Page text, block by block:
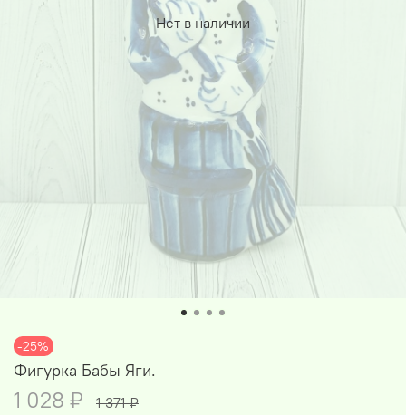
Нет в наличии
-25%
Фигурка Бабы Яги.
1 028 ₽ 1 371 ₽